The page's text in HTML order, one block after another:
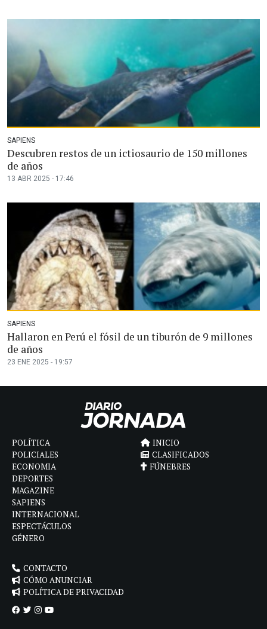
SAPIENS
Descubren restos de un ictiosaurio de 150 millones
de años
13 ABR 2025 - 17:46
SAPIENS
Hallaron en Perú el fósil de un tiburón de 9 millones
de años
23 ENE 2025 - 19:57
POLÍTICA
POLICIALES
ECONOMIA
DEPORTES
MAGAZINE
SAPIENS
INTERNACIONAL
ESPECTÁCULOS
GÉNERO
INICIO
CLASIFICADOS
FÚNEBRES
CONTACTO
CÓMO ANUNCIAR
POLÍTICA DE PRIVACIDAD